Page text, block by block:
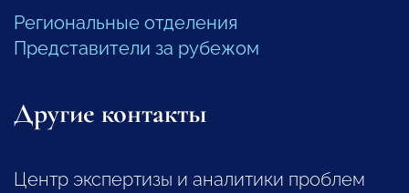
Региональные отделения
Представители за рубежом
Другие контакты
Центр экспертизы и аналитики проблем